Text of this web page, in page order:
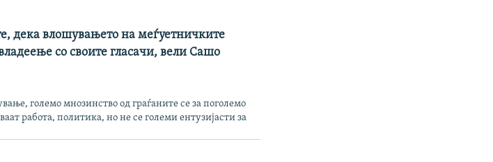
дека влошувањето на меѓуетничките
со своите гласачи, вели Сашо
големо мнозинство од граѓаните се за поголемо
работа, политика, но не се големи ентузијасти за